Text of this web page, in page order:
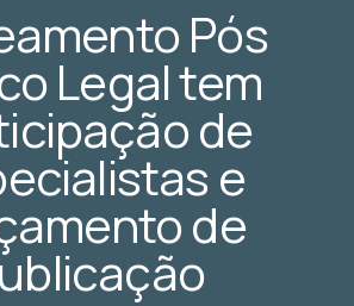
Pós
Legal tem
de
e
de